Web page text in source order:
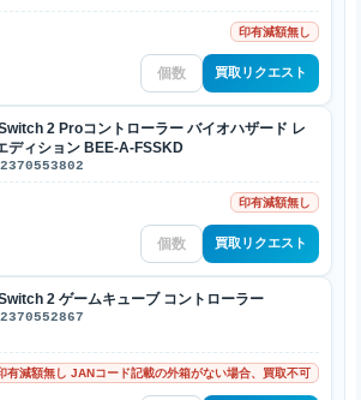
印有減額無し
買取リクエスト
2 Proコントローラー バイオハザード レ
ディション BEE-A-FSSKD
印有減額無し
買取リクエスト
2 ゲームキューブ コントローラー
有減額無し JANコード記載の外箱がない場合、買取不可